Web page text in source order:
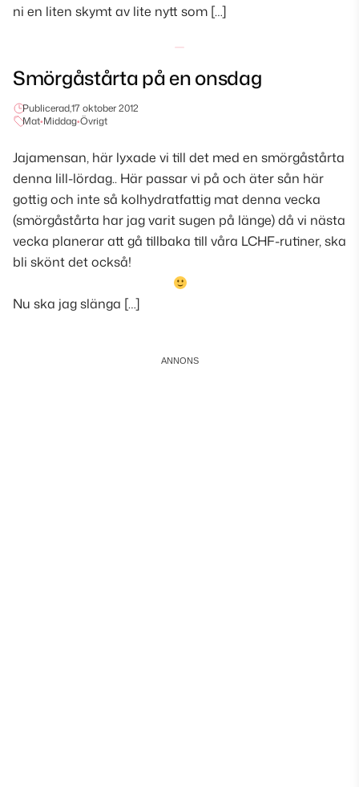
ni en liten skymt av lite nytt som […]
Smörgåstårta på en onsdag
Publicerad,17 oktober 2012
Mat•Middag•Övrigt
Jajamensan, här lyxade vi till det med en smörgåstårta
denna lill-lördag.. Här passar vi på och äter sån här
gottig och inte så kolhydratfattig mat denna vecka
(smörgåstårta har jag varit sugen på länge) då vi nästa
vecka planerar att gå tillbaka till våra LCHF-rutiner, ska
bli skönt det också!
Nu ska jag slänga […]